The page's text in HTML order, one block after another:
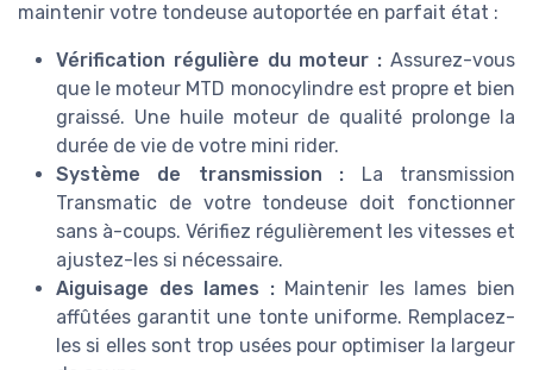
maintenir votre tondeuse autoportée en parfait état :
Vérification régulière du moteur : Assurez-vous
que le moteur MTD monocylindre est propre et bien
graissé. Une huile moteur de qualité prolonge la
durée de vie de votre mini rider.
Système de transmission : La transmission
Transmatic de votre tondeuse doit fonctionner
sans à-coups. Vérifiez régulièrement les vitesses et
ajustez-les si nécessaire.
Aiguisage des lames :Maintenir les lames bien
affûtées garantit une tonte uniforme. Remplacez-
les si elles sont trop usées pour optimiser la largeur